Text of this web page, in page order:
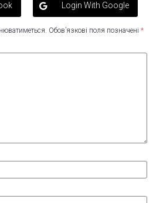
Login With Google
Обов’язкові поля позначені *